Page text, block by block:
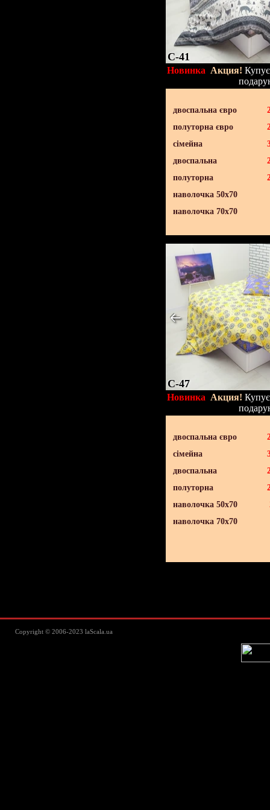
C-41
Новинка Акция!
двоспальна євро
полуторна євро
сімейна
двоспальна
полуторна
наволочка 50х70
наволочка 70х70
C-47
Новинка Акция!
двоспальна євро
сімейна
двоспальна
полуторна
наволочка 50х70
наволочка 70х70
Copyright © 2006-2023 laScala.ua